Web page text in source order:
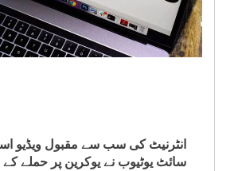
انٹرنیٹ کی سب سے مقبول ویڈیو
سائٹ یوٹیوب نے یوکرین پر حملے